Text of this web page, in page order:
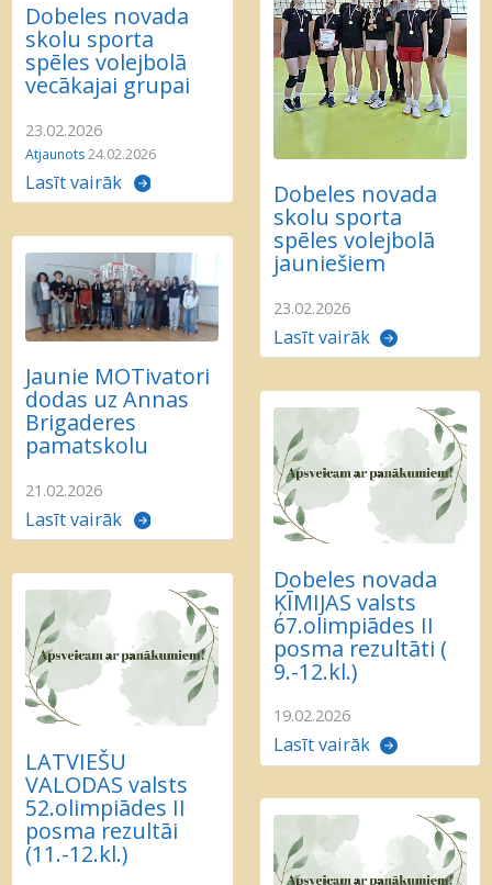
Dobeles novada
skolu sporta
spēles volejbolā
vecākajai grupai
23.02.2026
Atjaunots24.02.2026
Lasīt vairāk Dobeles novada
skolu sporta
spēles volejbolā
jauniešiem
23.02.2026
Lasīt vairāk
Jaunie MOTivatori
dodas uz Annas
Brigaderes
pamatskolu
21.02.2026
Lasīt vairāk
Dobeles novada
ĶĪMIJAS valsts
67.olimpiādes II
posma rezultāti (
9.-12.kl.)
19.02.2026
Lasīt vairāk
LATVIEŠU
VALODAS valsts
52.olimpiādes II
posma rezultāi
(11.-12.kl.)